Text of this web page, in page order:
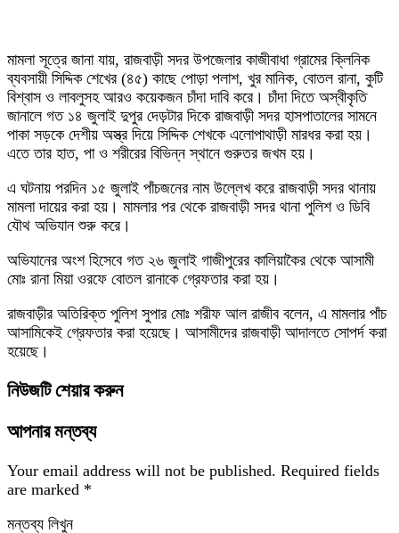
মামলা সূত্রে জানা যায়, রাজবাড়ী সদর উপজেলার কাজীবাধা গ্রামের ক্লিনিক
ব্যবসায়ী সিদ্দিক শেখের (৪৫) কাছে পোড়া পলাশ, খুর মানিক, বোতল রানা, কুটি
বিশ্বাস ও লাবলুসহ আরও কয়েকজন চাঁদা দাবি করে। চাঁদা দিতে অস্বীকৃতি
জানালে গত ১৪ জুলাই দুপুর দেড়টার দিকে রাজবাড়ী সদর হাসপাতালের সামনে
পাকা সড়কে দেশীয় অস্ত্র দিয়ে সিদ্দিক শেখকে এলোপাথাড়ী মারধর করা হয়।
এতে তার হাত, পা ও শরীরের বিভিন্ন স্থানে গুরুতর জখম হয়।
এ ঘটনায় পরদিন ১৫ জুলাই পাঁচজনের নাম উল্লেখ করে রাজবাড়ী সদর থানায়
মামলা দায়ের করা হয়। মামলার পর থেকে রাজবাড়ী সদর থানা পুলিশ ও ডিবি
যৌথ অভিযান শুরু করে।
অভিযানের অংশ হিসেবে গত ২৬ জুলাই গাজীপুরের কালিয়াকৈর থেকে আসামী
মোঃ রানা মিয়া ওরফে বোতল রানাকে গ্রেফতার করা হয়।
রাজবাড়ীর অতিরিক্ত পুলিশ সুপার মোঃ শরীফ আল রাজীব বলেন, এ মামলার পাঁচ
আসামিকেই গ্রেফতার করা হয়েছে। আসামীদের রাজবাড়ী আদালতে সোপর্দ করা
হয়েছে।
নিউজটি শেয়ার করুন
আপনার মন্তব্য
Your email address will not be published. Required fields
are marked *
মন্তব্য লিখুন